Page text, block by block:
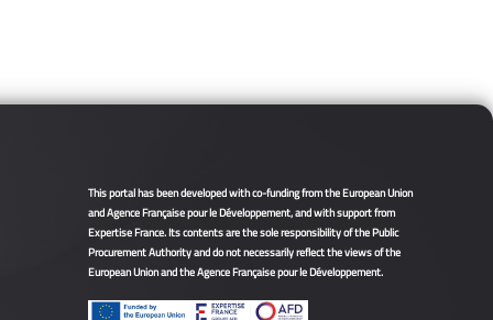
This portal has been developed with co-funding from the European Union
and Agence Française pour le Développement, and with support from
Expertise France. Its contents are the sole responsibility of the Public
Procurement Authority and do not necessarily reflect the views of the
European Union and the Agence Française pour le Développement.